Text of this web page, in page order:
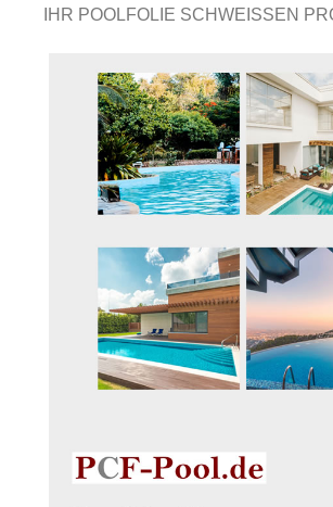
IHR POOLFOLIE SCHWEISSEN